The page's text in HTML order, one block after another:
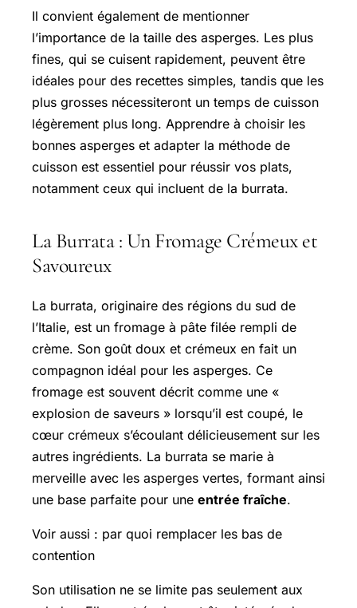
Il convient également de mentionner
l’importance de la taille des asperges. Les plus
fines, qui se cuisent rapidement, peuvent être
idéales pour des recettes simples, tandis que les
plus grosses nécessiteront un temps de cuisson
légèrement plus long. Apprendre à choisir les
bonnes asperges et adapter la méthode de
cuisson est essentiel pour réussir vos plats,
notamment ceux qui incluent de la burrata.
La Burrata : Un Fromage Crémeux et
Savoureux
La burrata, originaire des régions du sud de
l’Italie, est un fromage à pâte filée rempli de
crème. Son goût doux et crémeux en fait un
compagnon idéal pour les asperges. Ce
fromage est souvent décrit comme une «
explosion de saveurs » lorsqu’il est coupé, le
cœur crémeux s’écoulant délicieusement sur les
autres ingrédients. La burrata se marie à
merveille avec les asperges vertes, formant ainsi
une base parfaite pour une entrée fraîche.
Voir aussi : par quoi remplacer les bas de
contention
Son utilisation ne se limite pas seulement aux